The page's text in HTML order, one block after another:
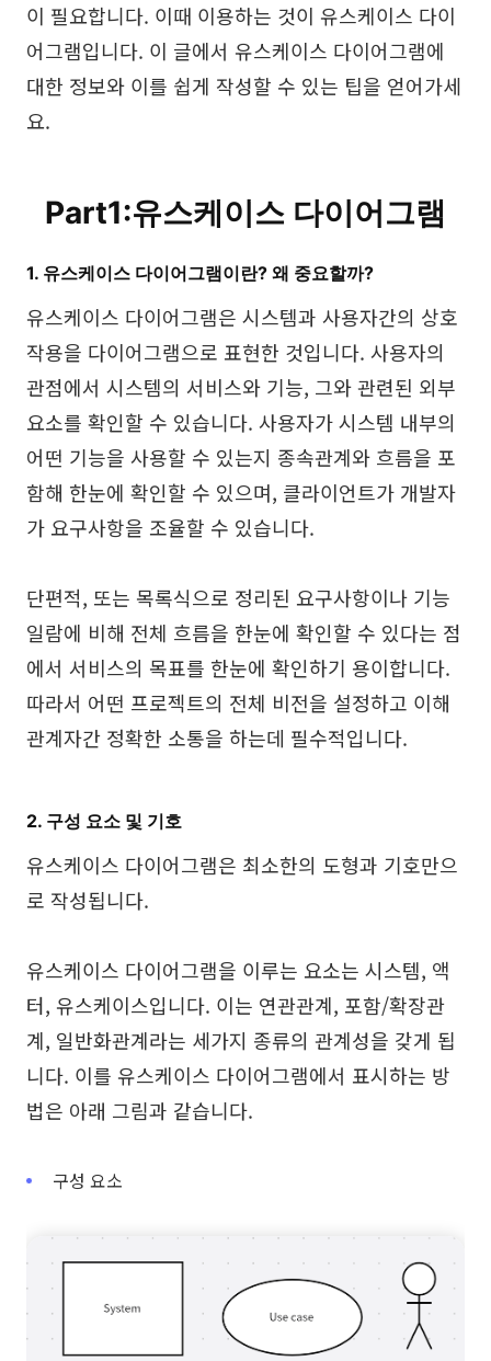
리서치 및 분석
회의 및 워크숍
제품 기획
창의성 & 다이어그램
AI 마인드맵
AI 플로우차트
AI 사용자 여정 지도
AI 피시본 다이어그램
계획 & 처리
AI 비즈니스 모델 캔버스
AI SWOT 분석
AI 가치 사슬 분석
전략 & 분석
AI 사용자 페르소나
AI SMART 목표
스마트 크리에이션
AI 화이트보드
AI 프레젠테이션
리소스
탐구
다운로드
업데이트 일기
블로그
기업
가격
이 필요합니다. 이때 이용하는 것이 유스케이스 다이
어그램입니다. 이 글에서 유스케이스 다이어그램에
대한 정보와 이를 쉽게 작성할 수 있는 팁을 얻어가세
요.
Part1:유스케이스 다이어그램
1. 유스케이스 다이어그램이란? 왜 중요할까?
유스케이스 다이어그램은 시스템과 사용자간의 상호
작용을 다이어그램으로 표현한 것입니다. 사용자의
관점에서 시스템의 서비스와 기능, 그와 관련된 외부
요소를 확인할 수 있습니다. 사용자가 시스템 내부의
어떤 기능을 사용할 수 있는지 종속관계와 흐름을 포
함해 한눈에 확인할 수 있으며, 클라이언트가 개발자
가 요구사항을 조율할 수 있습니다.
단편적, 또는 목록식으로 정리된 요구사항이나 기능
일람에 비해 전체 흐름을 한눈에 확인할 수 있다는 점
에서 서비스의 목표를 한눈에 확인하기 용이합니다.
따라서 어떤 프로젝트의 전체 비전을 설정하고 이해
관계자간 정확한 소통을 하는데 필수적입니다.
2. 구성 요소 및 기호
유스케이스 다이어그램은 최소한의 도형과 기호만으
로 작성됩니다.
유스케이스 다이어그램을 이루는 요소는 시스템, 액
터, 유스케이스입니다. 이는 연관관계, 포함/확장관
계, 일반화관계라는 세가지 종류의 관계성을 갖게 됩
니다. 이를 유스케이스 다이어그램에서 표시하는 방
법은 아래 그림과 같습니다.
구성 요소